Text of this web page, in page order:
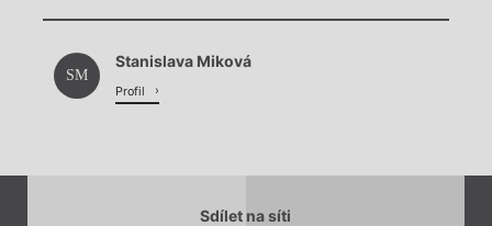
Chviličku.
Načítá se.
SM
Stanislava Miková
Profil
Sdílet na síti